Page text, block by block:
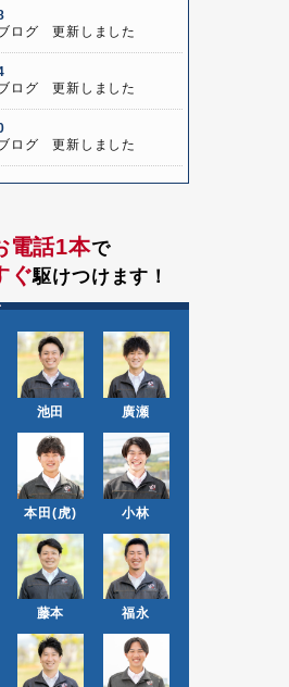
ログ 更新しました
ログ 更新しました
ログ 更新しました
電話1本で
ぐ駆けつけます！
池田 廣瀬
本田(虎) 小林
藤本 福永